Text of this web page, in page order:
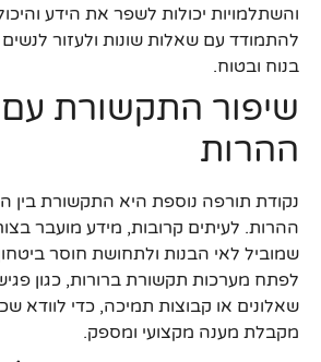
והשתלמויות יכולות לשפר את הידע
להתמודד עם שאלות שונות ולעזור לנשים
בנוח ובטוח.
שיפור התקשורת
ההרות
נקודת תורפה נוספת היא התקשורת בין
ההרות. לעיתים קרובות, מידע מועבר
שמוביל לאי הבנות ולתחושת חוסר
לפתח מערכות תקשורת ברורות, כגון
שאלונים או קבוצות תמיכה, כדי לוודא
מקבלת מענה מקצועי ומספק.